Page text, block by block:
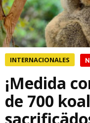
INTERNACIONALES
¡Medida
de 700